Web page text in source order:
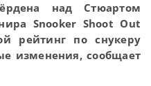
над Стюартом
Snooker Shoot Out
рейтинг по снукеру
изменения, сообщает